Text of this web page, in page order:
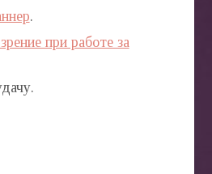
.
при работе за